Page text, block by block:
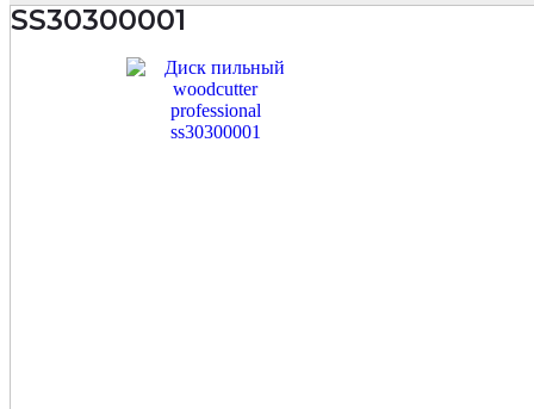
мм
Woodcutter
Professional
SS30300001